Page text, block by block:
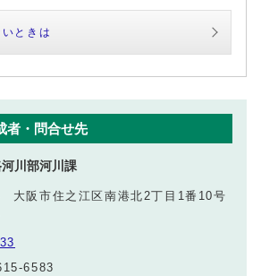
ときは
者・問合せ先
川部河川課
阪市住之江区南港北2丁目1番10号
6583